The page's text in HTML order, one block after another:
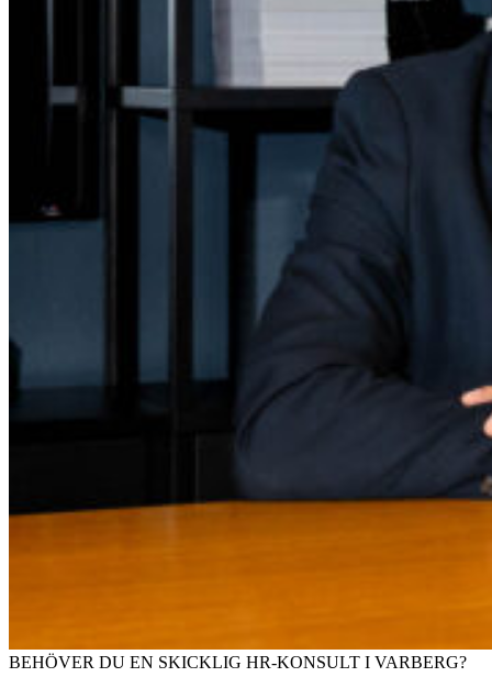
BEHÖVER DU EN SKICKLIG HR-KONSULT I VARBERG?